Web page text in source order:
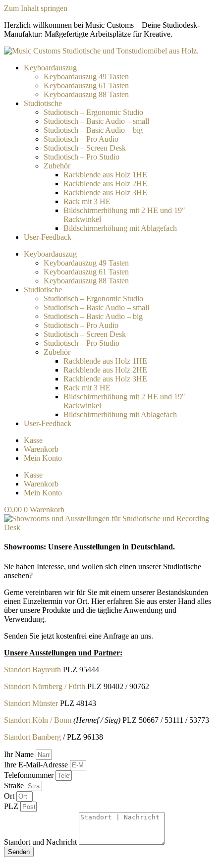
Zum Inhalt springen
Herzlich willkommen bei Music Customs – Deine Studiodesk-
Manufaktur: Maßgefertigte Arbeitsplätze für Kreative.
Keyboardauszug
Keyboardauszug 49 Tasten
Keyboardauszug 61 Tasten
Keyboardauszug 88 Tasten
Studiotische
Studiotisch – Ergonomic Studio
Studiotisch – Basic Audio – small
Studiotisch – Basic Audio – big
Studiotisch – Pro Audio
Studiotisch – Screen Desk
Studiotisch – Pro Studio
Zubehör
Rackblende aus Holz 1HE
Rackblende aus Holz 2HE
Rackblende aus Holz 3HE
Rack mit 3 HE
Bildschirmerhöhung mit 2 HE und 19″
Rackwinkel
Bildschirmerhöhung mit Ablagefach
User-Feedback
Keyboardauszug
Keyboardauszug 49 Tasten
Keyboardauszug 61 Tasten
Keyboardauszug 88 Tasten
Studiotische
Studiotisch – Ergonomic Studio
Studiotisch – Basic Audio – small
Studiotisch – Basic Audio – big
Studiotisch – Pro Audio
Studiotisch – Screen Desk
Studiotisch – Pro Studio
Zubehör
Rackblende aus Holz 1HE
Rackblende aus Holz 2HE
Rackblende aus Holz 3HE
Rack mit 3 HE
Bildschirmerhöhung mit 2 HE und 19″
Rackwinkel
Bildschirmerhöhung mit Ablagefach
User-Feedback
Kasse
Warenkorb
Mein Konto
Kasse
Warenkorb
Mein Konto
€0,00 0 Warenkorb
Showrooms: Unsere Ausstellungen in Deutschland.
Sie haben Interesse, und wollen sich einen unserer Studiotische
ansehen?
Gerne vereinbaren wir für Sie mit einem unserer Bestandskunden
einen Einzeltermin vor Ort. Hier erfahren Sie aus erster Hand alles
über unsere Produkte und die tägliche Anwendung und
Verwendung.
Senden Sie jetzt kostenfrei eine Anfrage an uns.
Unsere Ausstellungen und Partner:
Standort Bayreuth PLZ 95444
Standort Nürnberg / Fürth PLZ 90402 / 90762
Standort MünsterPLZ 48143
Standort Köln / Bonn (Hennef / Sieg) PLZ 50667 / 53111 / 53773
Standort Bamberg / PLZ 96138
Ihr Name
Ihre E-Mail-Adresse
Telefonnummer
Straße
Ort
PLZ
Standort und Nachricht
Senden